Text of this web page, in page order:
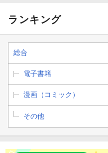
ランキング
総合
電子書籍
漫画（コミック）
その他